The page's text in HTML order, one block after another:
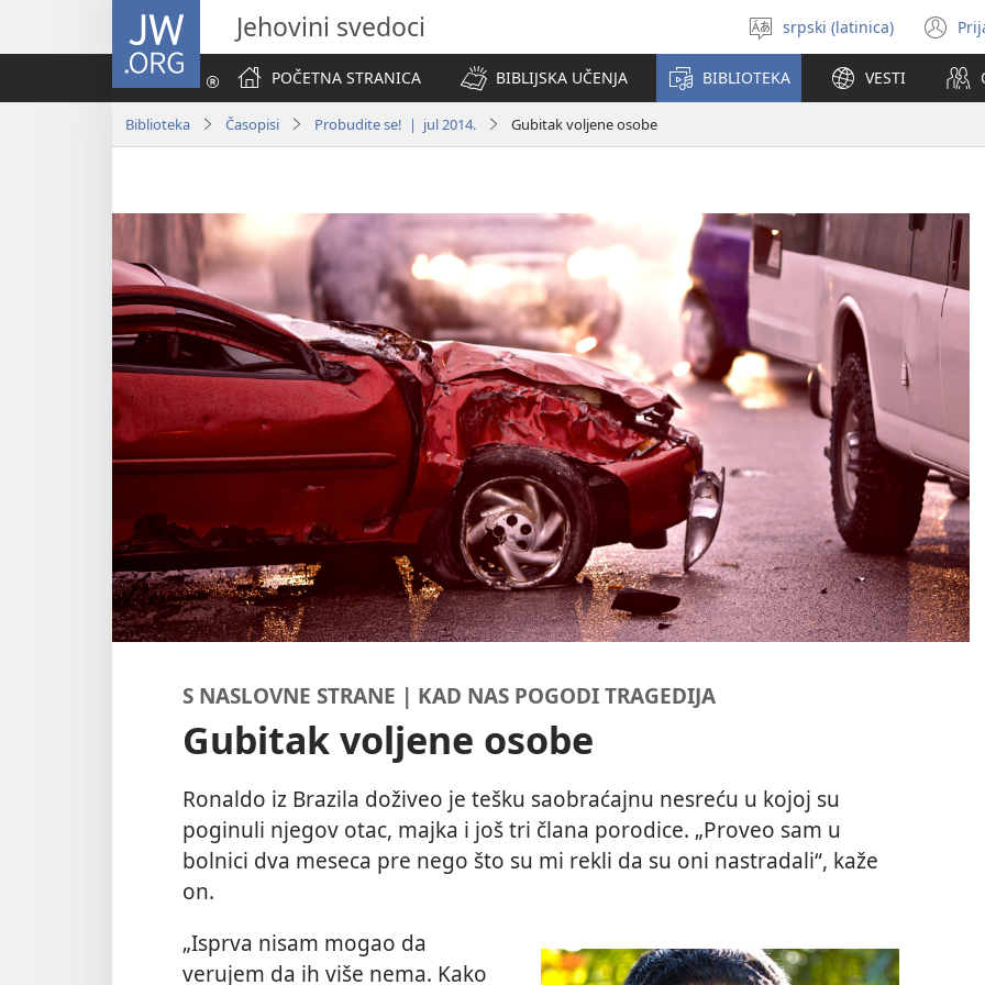
JW.ORG Jehovini svedoci
Izaberi
jezik
srpski (latinica)
POČETNA STRANICA
BIBLIJSKA UČENJA BIBLIOTEKA VESTI
Biblioteka Časopisi Probudite se! | jul 2014. Gubitak voljene osobe
S NASLOVNE STRANE | KAD NAS POGODI TRAGEDIJA
Gubitak voljene osobe
Ronaldo iz Brazila doživeo je tešku saobraćajnu nesreću u kojoj su
poginuli njegov otac, majka i još tri člana porodice. „Proveo sam u
bolnici dva meseca pre nego što su mi rekli da su oni nastradali“, kaže
on.
„Isprva nisam mogao da
verujem da ih više nema. Kako